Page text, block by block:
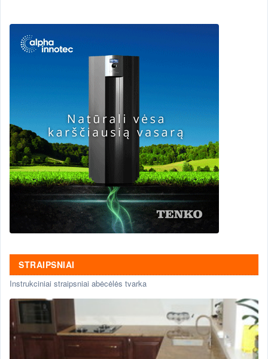
STRAIPSNIAI
Instrukciniai straipsniai abėcėlės tvarka